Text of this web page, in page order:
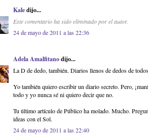
Kaledijo...
Este comentario ha sido eliminado por el autor.
24 de mayo de 2011 a las 22:36
Adela Amalfitanodijo...
La D de dedo, también. Diarios llenos de dedos de
Yo también quiero escribir un diario secreto. Pero,
todo y yo nunca sé ni quiero decir que no.
Tu último artículo de Público ha molado. Mucho.
ideas con el Sol.
24 de mayo de 2011 a las 22:40